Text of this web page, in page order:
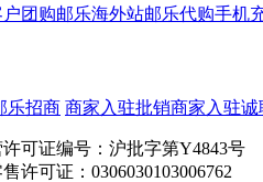
户团购邮乐海外站邮乐代购手机
乐招商 商家入驻批销商家入驻诚
可证编号：沪批字第Y4843号
许可证：0306030103006762